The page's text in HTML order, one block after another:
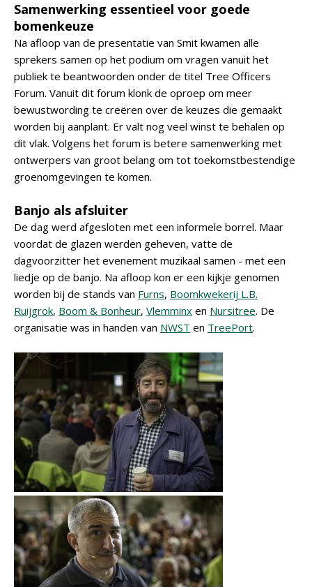
Samenwerking essentieel voor goede
bomenkeuze
Na afloop van de presentatie van Smit kwamen alle
sprekers samen op het podium om vragen vanuit het
publiek te beantwoorden onder de titel Tree Officers
Forum. Vanuit dit forum klonk de oproep om meer
bewustwording te creëren over de keuzes die gemaakt
worden bij aanplant. Er valt nog veel winst te behalen op
dit vlak. Volgens het forum is betere samenwerking met
ontwerpers van groot belang om tot toekomstbestendige
groenomgevingen te komen.
Banjo als afsluiter
De dag werd afgesloten met een informele borrel. Maar
voordat de glazen werden geheven, vatte de
dagvoorzitter het evenement muzikaal samen - met een
liedje op de banjo. Na afloop kon er een kijkje genomen
worden bij de stands van Furns, Boomkwekerij L.B.
Ruijgrok, Boom & Bonheur, Vlemminx en Nursitree. De
organisatie was in handen van NWST en TreePort.